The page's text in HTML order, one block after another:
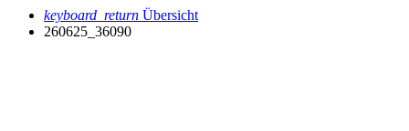
keyboard_return Übersicht
260625_36090